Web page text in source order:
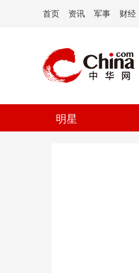
首页 资讯 军事 财经
明星